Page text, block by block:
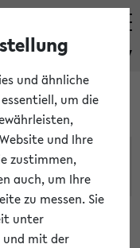
eKVV
und ähnliche
um die
und Ihre
zustimmen,
auch, um Ihre
zu messen. Sie
unter
und mit der